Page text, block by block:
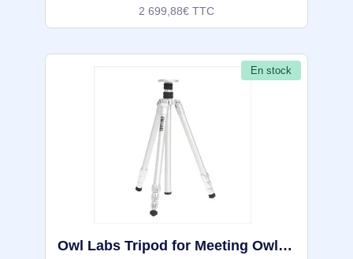
2 699,88€ TTC
En stock
Owl Labs Tripod for Meeting Owl - ACCMTW201-0004